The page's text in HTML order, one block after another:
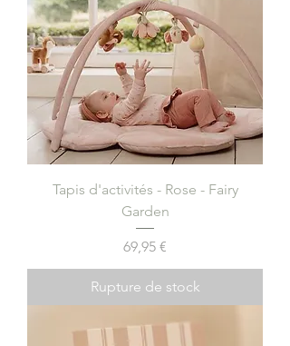
Tapis d'activités - Rose - Fairy
Garden
Prix
69,95 €
Rupture de stock